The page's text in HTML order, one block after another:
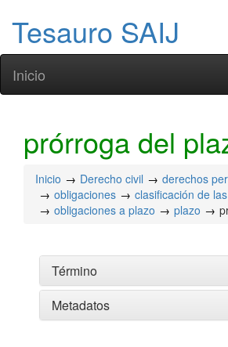
Tesauro SAIJ
Inicio
prórroga del
Inicio Derecho civil
derechos
obligaciones
clasificación de
obligaciones a plazo
plazo
Término
Metadatos